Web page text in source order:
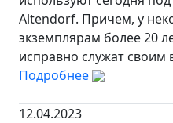
Altendorf. Причем, у
экземплярам более 20
исправно служат
Подробнее
12.04.2023